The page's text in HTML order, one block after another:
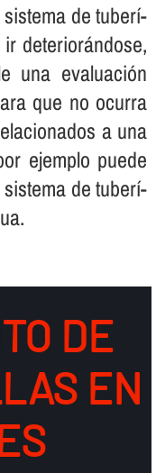
sistema de tuberí­
deteriorándose,
una evaluación
que no ocurra
a una
ejemplo puede
sistema de tuberí­
DE
EN